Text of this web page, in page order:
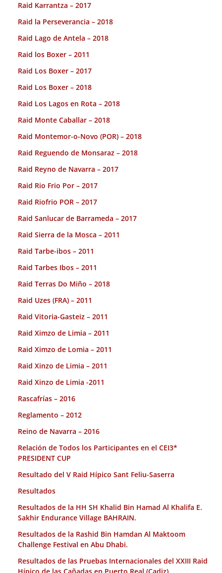
Raid Karrantza – 2017
Raid la Perseverancia – 2018
Raid Lago de Antela – 2018
Raid los Boxer – 2011
Raid Los Boxer – 2017
Raid Los Boxer – 2018
Raid Los Lagos en Rota – 2018
Raid Monte Caballar – 2018
Raid Montemor-o-Novo (POR) – 2018
Raid Reguendo de Monsaraz – 2018
Raid Reyno de Navarra – 2017
Raid Rio Frio Por – 2017
Raid Riofrio POR – 2017
Raid Sanlucar de Barrameda – 2017
Raid Sierra de la Mosca – 2011
Raid Tarbe-ibos – 2011
Raid Tarbes Ibos – 2011
Raid Terras Do Miño – 2018
Raid Uzes (FRA) – 2011
Raid Vitoria-Gasteiz – 2011
Raid Ximzo de Limia – 2011
Raid Ximzo de Lomia – 2011
Raid Xinzo de Limia – 2011
Raid Xinzo de Limia -2011
Rascafrías – 2016
Reglamento – 2012
Reino de Navarra – 2016
Relación de Todos los Participantes en el CEI3*
PRESIDENT CUP
Resultado del V Raid Hípico Sant Feliu-Saserra
Resultados
Resultados de la HH SH Khalid Bin Hamad Al Khalifa E.
Sakhir Endurance Village BAHRAIN.
Resultados de la Rashid Bin Hamdan Al Maktoom
Challenge Festival en Abu Dhabi.
Resultados de las Pruebas Internacionales del XXIII Raid